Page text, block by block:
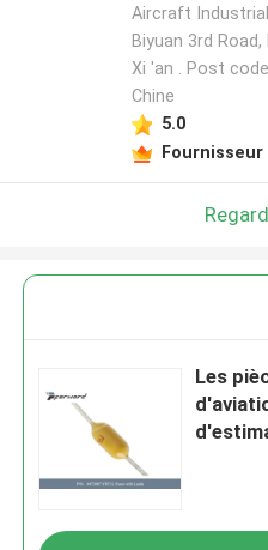
Aircraft Industrial
Biyuan 3rd
Xi 'an . Post
Chine
5.0
Les